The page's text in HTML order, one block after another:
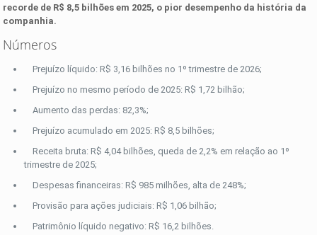
recorde de R$ 8,5 bilhões em 2025, o pior desempenho da história da
companhia.
Números
Prejuízo líquido: R$ 3,16 bilhões no 1º trimestre de 2026;
Prejuízo no mesmo período de 2025: R$ 1,72 bilhão;
Aumento das perdas: 82,3%;
Prejuízo acumulado em 2025: R$ 8,5 bilhões;
Receita bruta: R$ 4,04 bilhões, queda de 2,2% em relação ao 1º
trimestre de 2025;
Despesas financeiras: R$ 985 milhões, alta de 248%;
Provisão para ações judiciais: R$ 1,06 bilhão;
Patrimônio líquido negativo: R$ 16,2 bilhões.